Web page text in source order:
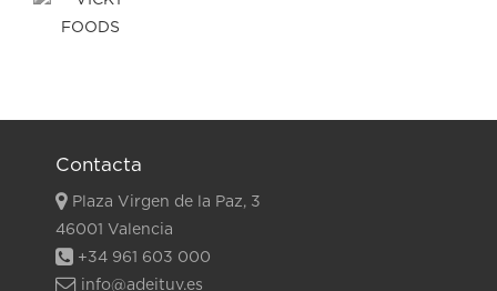
Contacta
Plaza Virgen de la Paz, 3
46001 Valencia
+34 961 603 000
info@adeituv.es